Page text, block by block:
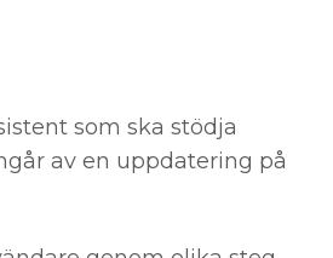
som ska stödja
av en uppdatering på